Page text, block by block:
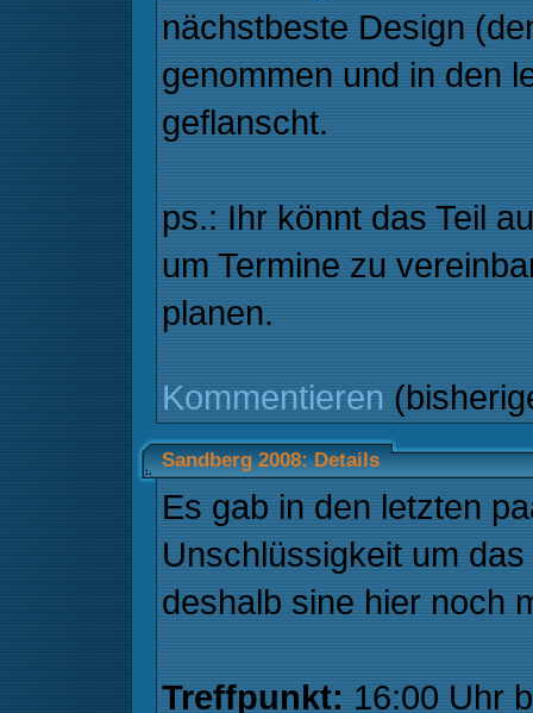
nächstbeste Design
genommen und in den
geflanscht.
ps.: Ihr könnt das Teil
um Termine zu
planen.
Kommentieren
Sandberg 2008: Details
Es gab in den letzten
Unschlüssigkeit um
deshalb sine hier noch
Treffpunkt: 16:00 Uhr